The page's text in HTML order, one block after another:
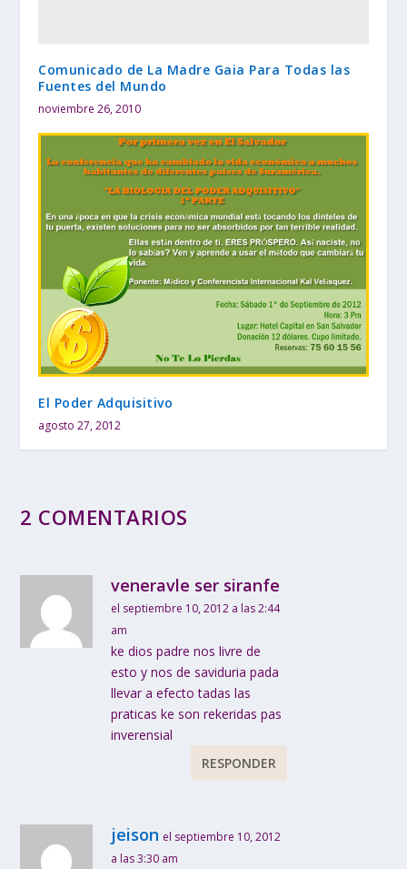
Comunicado de La Madre Gaia Para Todas las
Fuentes del Mundo
noviembre 26, 2010
El Poder Adquisitivo
agosto 27, 2012
2 COMENTARIOS
veneravle ser siranfe
el septiembre 10, 2012 a las 2:44
am
ke dios padre nos livre de
esto y nos de saviduria pada
llevar a efecto tadas las
praticas ke son rekeridas pas
inverensial
RESPONDER
jeison el septiembre 10, 2012
a las 3:30 am